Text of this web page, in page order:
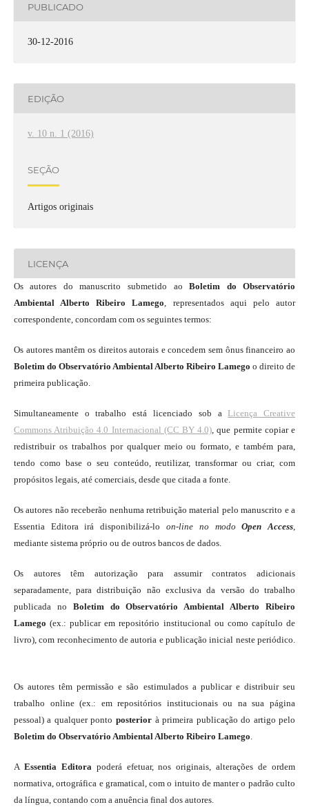
PUBLICADO
30-12-2016
EDIÇÃO
v. 10 n. 1 (2016)
SEÇÃO
Artigos originais
LICENÇA
Os autores do manuscrito submetido aoBoletim do Observatório
Ambiental Alberto Ribeiro Lamego, representados aqui pelo autor
correspondente, concordam com os seguintes termos:
Os autores mantêm os direitos autorais e concedem sem ônus financeiro ao
Boletim do Observatório Ambiental Alberto Ribeiro Lamegoo direito de
primeira publicação.
Simultaneamente o trabalho está licenciado sob a Licença Creative
Commons Atribuição 4.0 Internacional (CC BY 4.0), que permite copiar e
redistribuir os trabalhos por qualquer meio ou formato, e também para,
tendo como base o seu conteúdo, reutilizar, transformar ou criar, com
propósitos legais, até comerciais, desde que citada a fonte.
Os autores não receberão nenhuma retribuição material pelo manuscrito e a
Essentia Editora irá disponibilizá-lo on-line no modo Open Access,
mediante sistema próprio ou de outros bancos de dados.
Os autores têm autorização para assumir contratos adicionais
separadamente, para distribuição não exclusiva da versão do trabalho
publicada no Boletim do Observatório Ambiental Alberto Ribeiro
Lamego (ex.: publicar em repositório institucional ou como capítulo de
livro), com reconhecimento de autoria e publicação inicial neste periódico.
Os autores têm permissão e são estimulados a publicar e distribuir seu
trabalho online (ex.: em repositórios institucionais ou na sua página
pessoal) a qualquer ponto posterior à primeira publicação do artigo pelo
Boletim do Observatório Ambiental Alberto Ribeiro Lamego.
A Essentia Editorapoderá efetuar, nos originais, alterações de ordem
normativa, ortográfica e gramatical, com o intuito de manter o padrão culto
da língua, contando com a anuência final dos autores.